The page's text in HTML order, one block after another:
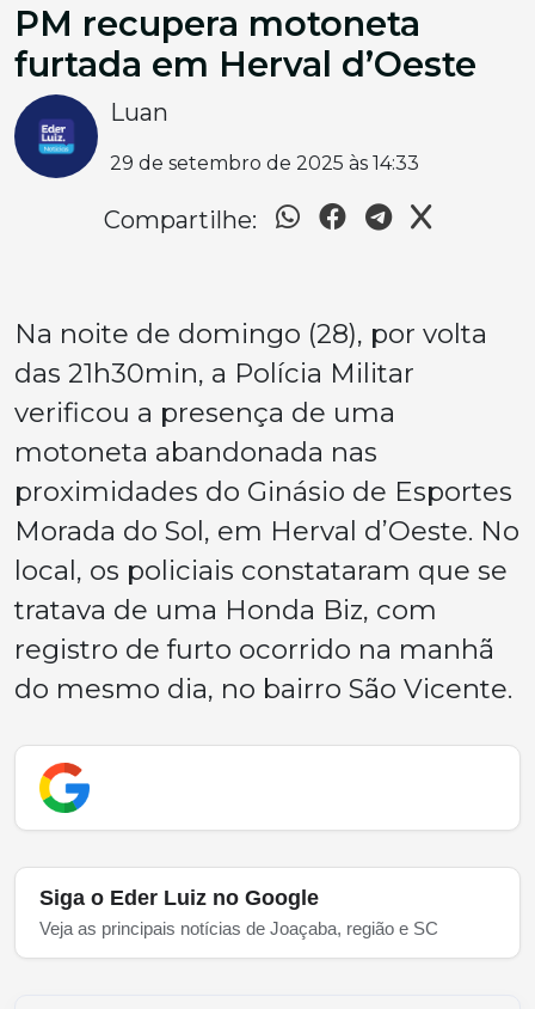
PM recupera motoneta
furtada em Herval d’Oeste
Luan
29 de setembro de 2025 às 14:33
Compartilhe:
Na noite de domingo (28), por volta
das 21h30min, a Polícia Militar
verificou a presença de uma
motoneta abandonada nas
proximidades do Ginásio de Esportes
Morada do Sol, em Herval d’Oeste. No
local, os policiais constataram que se
tratava de uma Honda Biz, com
registro de furto ocorrido na manhã
do mesmo dia, no bairro São Vicente.
Siga o Eder Luiz no Google
Veja as principais notícias de Joaçaba, região e SC